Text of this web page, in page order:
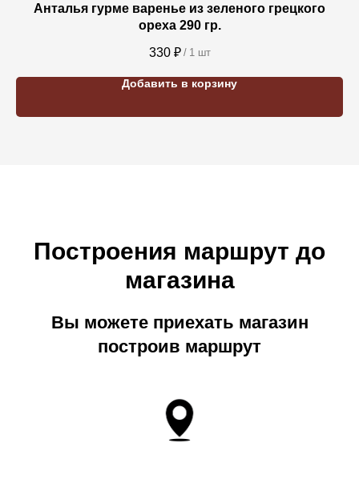
Анталья гурме варенье из зеленого грецкого
ореха 290 гр.
330 ₽ / 1 шт
Добавить в корзину
Построения маршрут до
магазина
Вы можете приехать магазин
построив маршрут